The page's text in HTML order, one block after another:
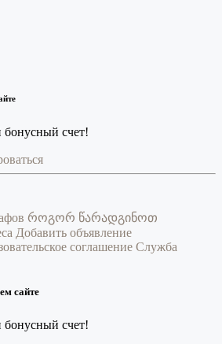
бонусный счет!
როგორ წარადგინოთ
Добавить объявление
соглашение Служба
сайте
бонусный счет!